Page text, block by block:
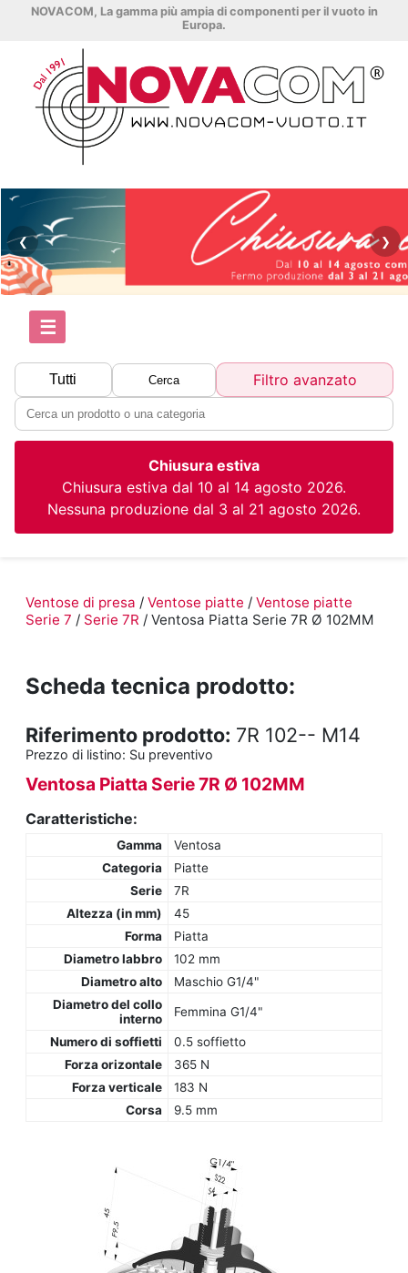
NOVACOM, La gamma più ampia di componenti per il vuoto in
Europa.
❮ ❯
☰
Tutti Cerca Filtro avanzato
Chiusura estiva
Chiusura estiva dal 10 al 14 agosto 2026.
Nessuna produzione dal 3 al 21 agosto 2026.
Ventose di presa / Ventose piatte / Ventose piatte
Serie 7 / Serie 7R / Ventosa Piatta Serie 7R Ø 102MM
Scheda tecnica prodotto:
Riferimento prodotto: 7R 102-- M14
Prezzo di listino: Su preventivo
Ventosa Piatta Serie 7R Ø 102MM
Caratteristiche:
Gamma
Ventosa
Categoria
Piatte
Serie
7R
Altezza (in mm)
45
Forma
Piatta
Diametro labbro
102 mm
Diametro alto
Maschio G1/4"
Diametro del collo
interno
Femmina G1/4"
Numero di soffietti
0.5 soffietto
Forza orizontale
365 N
Forza verticale
183 N
Corsa
9.5 mm